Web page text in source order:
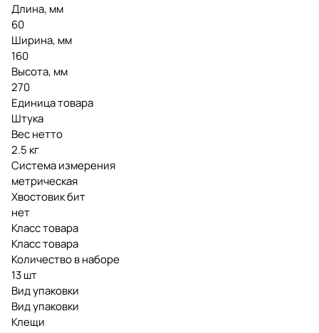
Длина, мм
60
Ширина, мм
160
Высота, мм
270
Единица товара
Штука
Вес нетто
2.5 кг
Система измерения
метрическая
Хвостовик бит
нет
Класс товара
Класс товара
Количество в наборе
13 шт
Вид упаковки
Вид упаковки
Клещи